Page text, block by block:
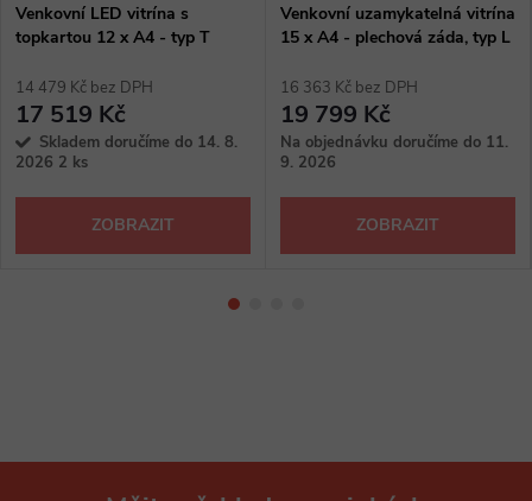
Venkovní LED vitrína s
topkartou 12 x A4 - typ T
14 479 Kč bez DPH
17 519 Kč
Skladem doručíme do 14. 8.
2026 2 ks
ZOBRAZIT
Venkovní uzamykatelná vitrína
15 x A4 - plechová záda, typ L
16 363 Kč bez DPH
19 799 Kč
Na objednávku doručíme do 11.
9. 2026
ZOBRAZIT